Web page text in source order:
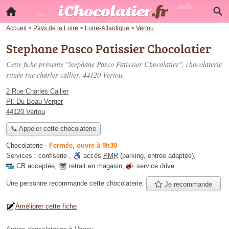
Accueil > Pays de la Loire > Loire-Atlantique > Vertou
Stephane Pasco Patissier Chocolatier
Cette fiche présente "Stephane Pasco Patissier Chocolatier", chocolaterie
située rue charles callier, 44120 Vertou.
2 Rue Charles Callier
Pl. Du Beau Verger
44120 Vertou
📞 Appeler cette chocolaterie
Chocolaterie - Fermée, ouvre à 9h30
Services : confiserie , accès PMR (parking, entrée adaptée),
CB acceptée, retrait en magasin, service drive
Une personne recommande cette chocolaterie. Je recommande
Améliorer cette fiche